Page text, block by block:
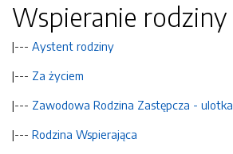
Wspieranie rodziny
|--- Aystent rodziny
|--- Za życiem
|--- Zawodowa Rodzina Zastępcza - ulotka
|--- Rodzina Wspierająca